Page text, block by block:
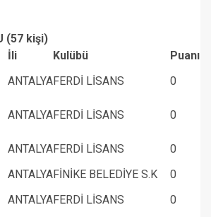
kişi)
İli Kulübü
Puanı
ANTALYAFERDİ LİSANS 0
ANTALYAFERDİ LİSANS 0
ANTALYAFERDİ LİSANS
0
ANTALYAFİNİKE BELEDİYE S.K
0
ANTALYAFERDİ LİSANS 0